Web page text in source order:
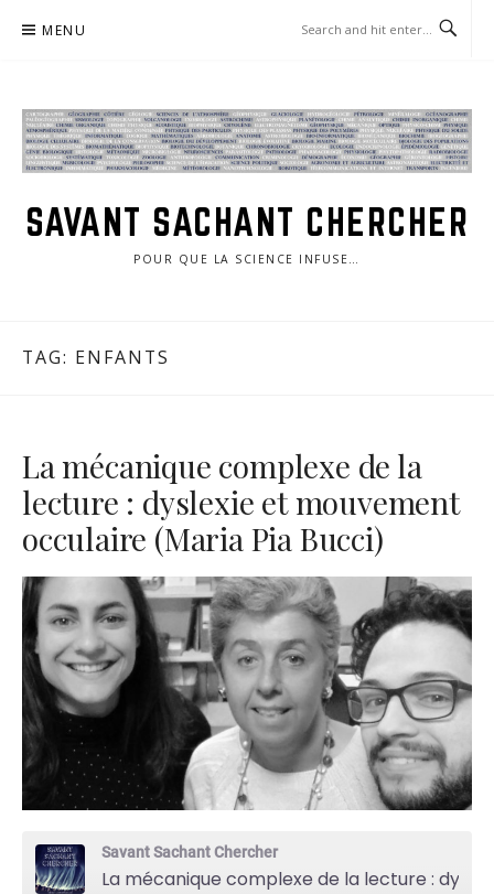
MENU
SAVANT SACHANT CHERCHER
POUR QUE LA SCIENCE INFUSE…
TAG: ENFANTS
La mécanique complexe de la
lecture : dyslexie et mouvement
occulaire (Maria Pia Bucci)
Savant Sachant Chercher